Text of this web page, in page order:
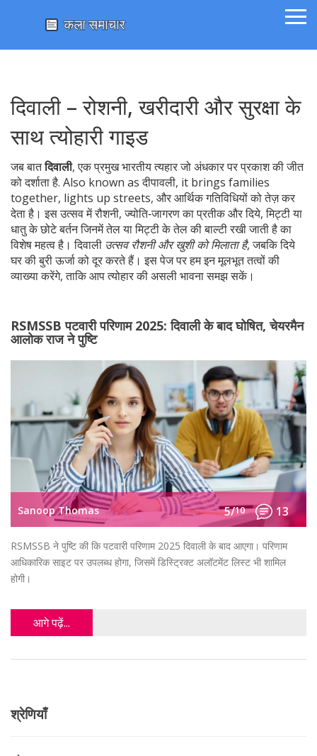
दिवाली – रोशनी, खरीदारी और सुरक्षा के
साथ त्योहारी गाइड
जब बातदिवाली,एक प्रमुख भारतीय त्यहार जो अंधकार पर प्रकाश की जीत
को दर्शाता है. Also known asदीपावली, it brings families
together, lights up streets, और आर्थिक गतिविधियों को तेज़ कर
देता है। इस उत्सव मेंरौशनी,ज्योति‑जागरण का प्रतीकऔरदिये,मिट्टी या
धातु के छोटे बर्तन जिनमें तेल या मिट्टी के तेल की बाल्टी रखी जाती हैका
विशेष महत्व है। दिवाली उत्सव रौशनी और खुशी को मिलाता है, जबकि दिये
घर की बुरी ऊर्जा को दूर करते हैं। इस पेज पर हम इन मूलभूत तत्वों की
व्याख्या करेंगे, ताकि आप त्योहार की असली भावना समझ सकें।
RSMSSB पटवारी परिणाम 2025: दिवाली के बाद घोषित, चेयरमैन
आलोक राज ने पुष्टि
Sanoop Thomas 5/10 13
RSMSSB ने पुष्टि की कि पटवारी परिणाम 2025 दिवाली के बाद आएगा। परिणाम
आधिकारिक साइट पर उपलब्ध होगा, जिसमें डिस्ट्रिक्ट अलॉटमेंट लिस्ट भी शामिल
होगी।
आगे पढ़ें...
श्रेणियाँ